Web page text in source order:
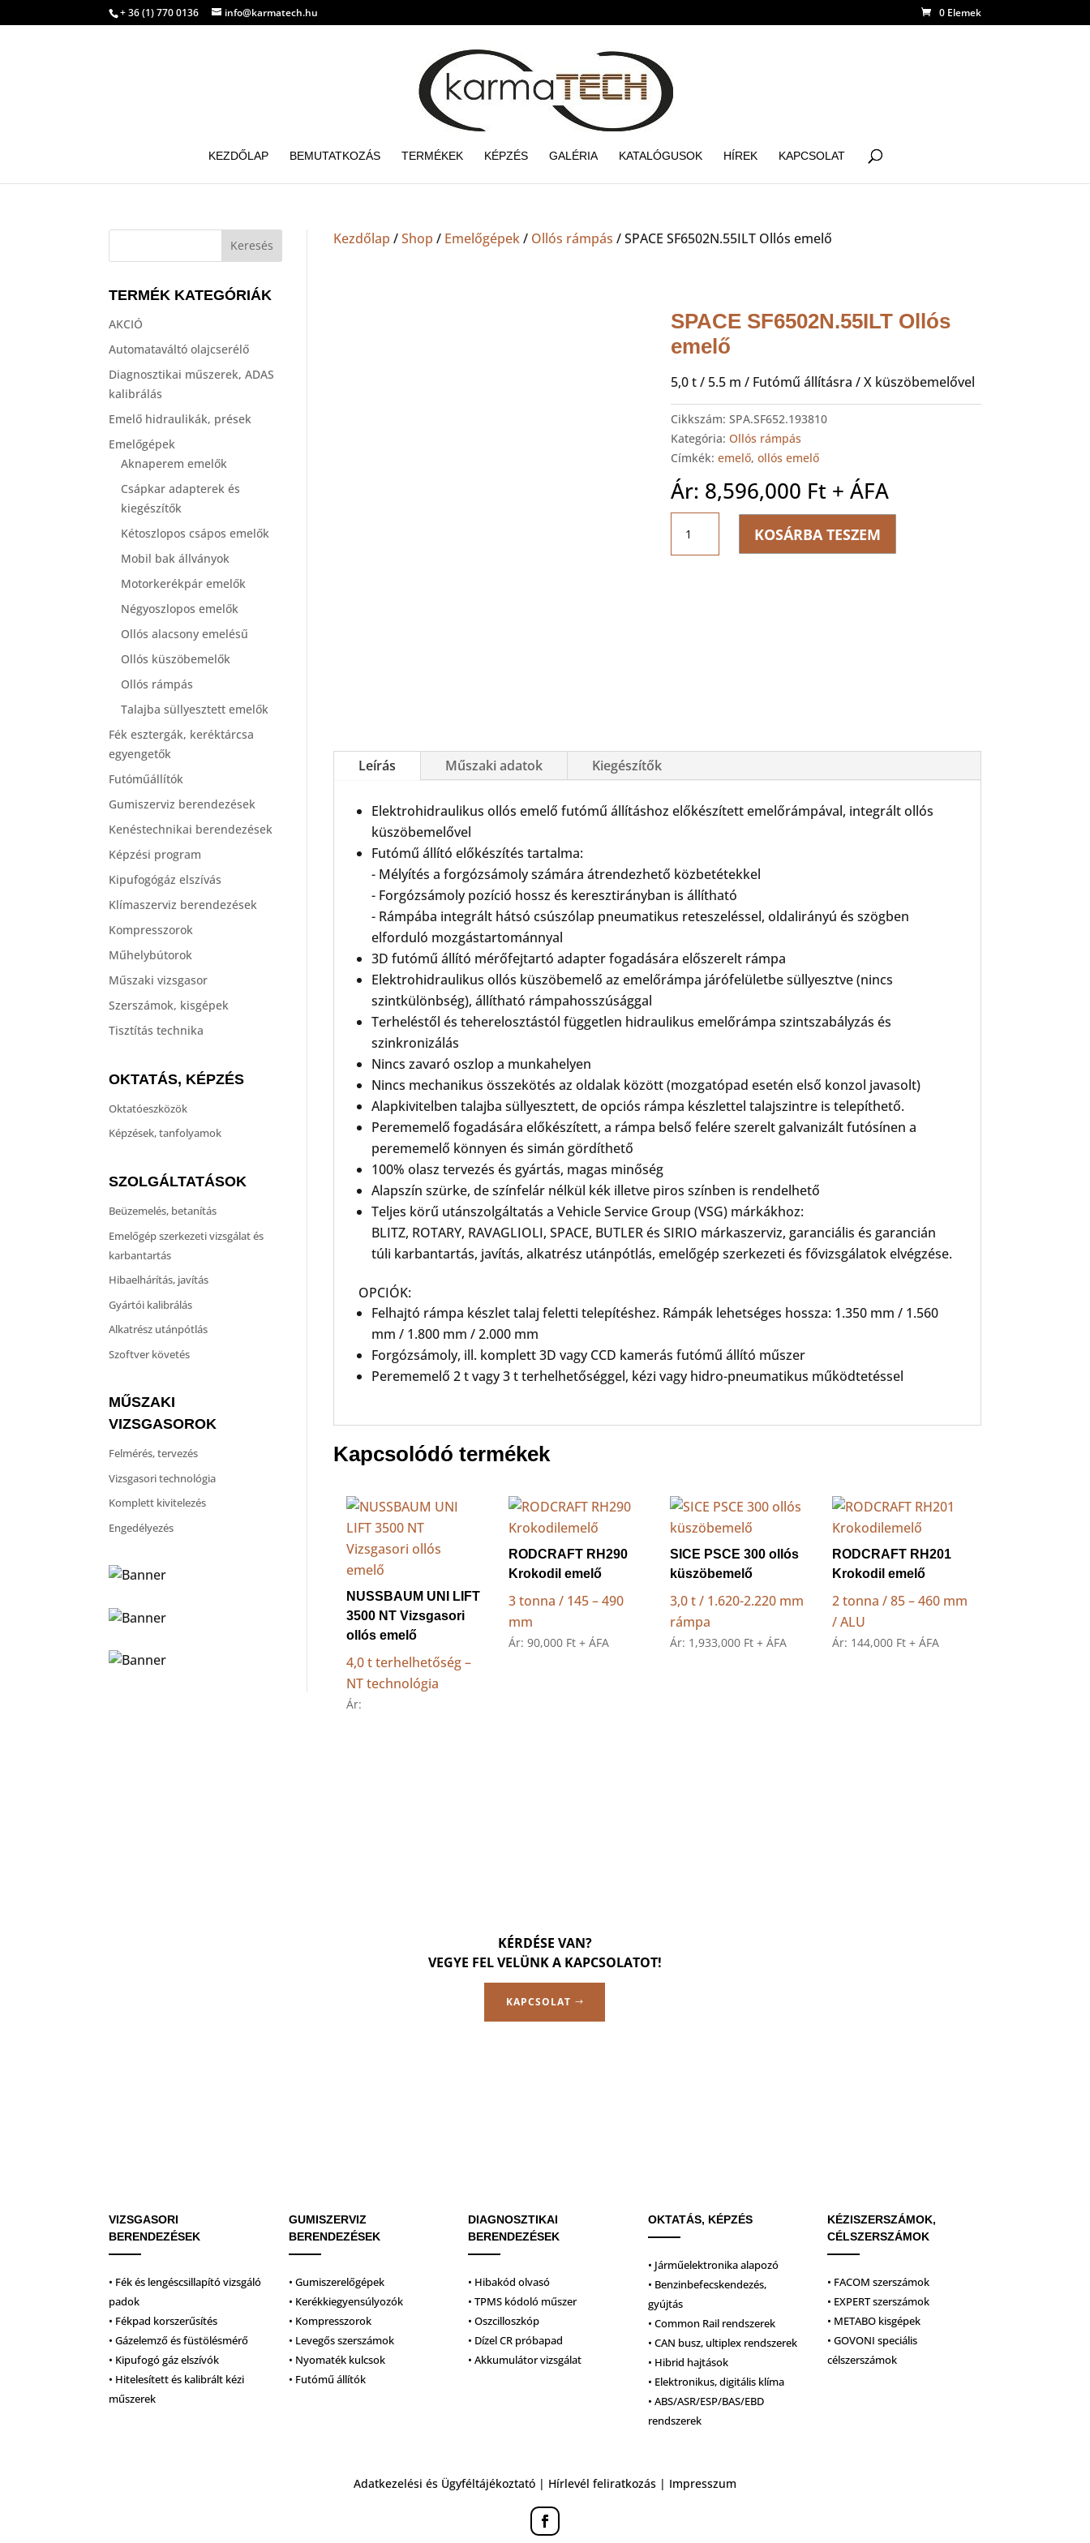
+ 36 (1) 770 0136 info@karmatech.hu 0 Elemek
KEZDŐLAP BEMUTATKOZÁS TERMÉKEK KÉPZÉS GALÉRIA KATALÓGUSOK HÍREK KAPCSOLAT
TERMÉK KATEGÓRIÁK
AKCIÓ
Automataváltó olajcserélő
Diagnosztikai műszerek, ADAS
kalibrálás
Emelő hidraulikák, prések
Emelőgépek
Aknaperem emelők
Csápkar adapterek és
kiegészítők
Kétoszlopos csápos emelők
Mobil bak állványok
Motorkerékpár emelők
Négyoszlopos emelők
Ollós alacsony emelésű
Ollós küszöbemelők
Ollós rámpás
Talajba süllyesztett emelők
Fék esztergák, keréktárcsa
egyengetők
Futóműállítók
Gumiszerviz berendezések
Kenéstechnikai berendezések
Képzési program
Kipufogógáz elszívás
Klímaszerviz berendezések
Kompresszorok
Műhelybútorok
Műszaki vizsgasor
Szerszámok, kisgépek
Tisztítás technika
OKTATÁS, KÉPZÉS
Oktatóeszközök
Képzések, tanfolyamok
SZOLGÁLTATÁSOK
Beüzemelés, betanítás
Emelőgép szerkezeti vizsgálat és
karbantartás
Hibaelhárítás, javítás
Gyártói kalibrálás
Alkatrész utánpótlás
Szoftver követés
MŰSZAKI
VIZSGASOROK
Felmérés, tervezés
Vizsgasori technológia
Komplett kivitelezés
Engedélyezés
Kezdőlap /Shop / Emelőgépek/ Ollós rámpás / SPACE SF6502N.55ILT Ollós emelő
SPACE SF6502N.55ILT Ollós
emelő
5,0 t / 5.5 m / Futómű állításra / X küszöbemelővel
Cikkszám: SPA.SF652.193810
Kategória: Ollós rámpás
Címkék: emelő, ollós emelő
Ár: 8,596,000 Ft + ÁFA
SF6502N.55ILT
Ollós
KOSÁRBA TESZEM
Leírás Műszaki adatok Kiegészítők
Elektrohidraulikus ollós emelő futómű állításhoz előkészített emelőrámpával, integrált ollós
küszöbemelővel
Futómű állító előkészítés tartalma:
- Mélyítés a forgózsámoly számára átrendezhető közbetétekkel
- Forgózsámoly pozíció hossz és keresztirányban is állítható
- Rámpába integrált hátsó csúszólap pneumatikus reteszeléssel, oldalirányú és szögben
elforduló mozgástartománnyal
3D futómű állító mérőfejtartó adapter fogadására előszerelt rámpa
Elektrohidraulikus ollós küszöbemelő az emelőrámpa járófelületbe süllyesztve (nincs
szintkülönbség), állítható rámpahosszúsággal
Terheléstől és teherelosztástól független hidraulikus emelőrámpa szintszabályzás és
szinkronizálás
Nincs zavaró oszlop a munkahelyen
Nincs mechanikus összekötés az oldalak között (mozgatópad esetén első konzol javasolt)
Alapkivitelben talajba süllyesztett, de opciós rámpa készlettel talajszintre is telepíthető.
Perememelő fogadására előkészített, a rámpa belső felére szerelt galvanizált futósínen a
perememelő könnyen és simán gördíthető
100% olasz tervezés és gyártás, magas minőség
Alapszín szürke, de színfelár nélkül kék illetve piros színben is rendelhető
Teljes körű utánszolgáltatás a Vehicle Service Group (VSG) márkákhoz:
BLITZ, ROTARY, RAVAGLIOLI, SPACE, BUTLER és SIRIO márkaszerviz, garanciális és garancián
túli karbantartás, javítás, alkatrész utánpótlás, emelőgép szerkezeti és fővizsgálatok elvégzése.
OPCIÓK:
Felhajtó rámpa készlet talaj feletti telepítéshez. Rámpák lehetséges hossza: 1.350 mm / 1.560
mm / 1.800 mm / 2.000 mm
Forgózsámoly, ill. komplett 3D vagy CCD kamerás futómű állító műszer
Perememelő 2 t vagy 3 t terhelhetőséggel, kézi vagy hidro-pneumatikus működtetéssel
Kapcsolódó termékek
NUSSBAUM UNI LIFT
3500 NT Vizsgasori
ollós emelő
4,0 t terhelhetőség –
NT technológia
Ár:
RODCRAFT RH290
Krokodil emelő
3 tonna / 145 – 490
mm
Ár: 90,000 Ft + ÁFA
SICE PSCE 300 ollós
küszöbemelő
3,0 t / 1.620-2.220 mm
rámpa
Ár: 1,933,000 Ft + ÁFA
RODCRAFT RH201
Krokodil emelő
2 tonna / 85 – 460 mm
/ ALU
Ár: 144,000 Ft + ÁFA
KÉRDÉSE VAN?
VEGYE FEL VELÜNK A KAPCSOLATOT!
KAPCSOLAT
VIZSGASORI
BERENDEZÉSEK
• Fék és lengéscsillapító vizsgáló
padok
• Fékpad korszerűsítés
• Gázelemző és füstölésmérő
• Kipufogó gáz elszívók
• Hitelesített és kalibrált kézi
műszerek
GUMISZERVIZ
BERENDEZÉSEK
• Gumiszerelőgépek
• Kerékkiegyensúlyozók
• Kompresszorok
• Levegős szerszámok
• Nyomaték kulcsok
• Futómű állítók
DIAGNOSZTIKAI
BERENDEZÉSEK
• Hibakód olvasó
• TPMS kódoló műszer
• Oszcilloszkóp
• Dízel CR próbapad
• Akkumulátor vizsgálat
OKTATÁS, KÉPZÉS
• Járműelektronika alapozó
• Benzinbefecskendezés,
gyújtás
• Common Rail rendszerek
• CAN busz, ultiplex rendszerek
• Hibrid hajtások
• Elektronikus, digitális klíma
• ABS/ASR/ESP/BAS/EBD
rendszerek
KÉZISZERSZÁMOK,
CÉLSZERSZÁMOK
• FACOM szerszámok
• EXPERT szerszámok
• METABO kisgépek
• GOVONI speciális
célszerszámok
Adatkezelési és Ügyféltájékoztató | Hírlevél feliratkozás | Impresszum